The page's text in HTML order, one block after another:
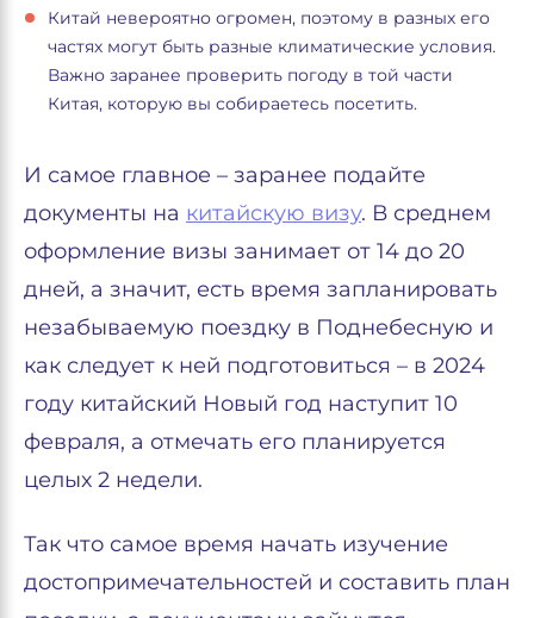
Китай невероятно огромен, поэтому в разных его
частях могут быть разные климатические условия.
Важно заранее проверить погоду в той части
Китая, которую вы собираетесь посетить.
И самое главное – заранее подайте
документы на китайскую визу. В среднем
оформление визы занимает от 14 до 20
дней, а значит, есть время запланировать
незабываемую поездку в Поднебесную и
как следует к ней подготовиться – в 2024
году китайский Новый год наступит 10
февраля, а отмечать его планируется
целых 2 недели.
Так что самое время начать изучение
достопримечательностей и составить план